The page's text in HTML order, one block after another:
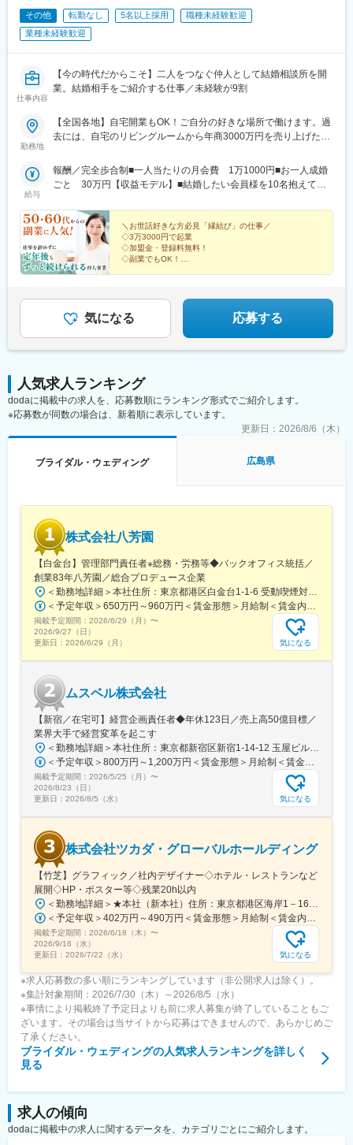
その他 転勤なし 5名以上採用
職種未経験歓迎
業種未経験歓迎
仕事内容
【今の時代だからこそ】二人をつなぐ仲人として結婚相談所を開
業。結婚相手をご紹介する仕事／未経験が9割
勤務地
【全国各地】自宅開業もOK！ご自分の好きな場所で働けます。過
去には、自宅のリビングルームから年商3000万円を売り上げた方
給与
報酬／完全歩合制■一人当たりの月会費 1万1000円■お一人成婚
ごと 30万円【収益モデル】■結婚したい会員様を10名抱えてい
方の収益実績もご紹介！＞◆兵庫県 40代・女性・2017年2月開
業・自己資金：0円・年間所得額：1056万円◆東京都 40代・女
性・2017年4月開業・自己資金：3万円・年間所得額：984万円◆
福島県 50代・男性・2014年6月開業・自己資金：5.0万円・年間
所得額768万円【契約時に必要な費用】■加盟金：0円■仲人登録
＼お世話好きな方必見「縁結び」の仕事／
◇3万3000円で起業
◇加盟金・登録料無料！
◇副業でもOK！
◇年商3000万円も可能！
◇場所・時間の制限なし
気になる 応募する
人気求人ランキング
dodaに掲載中の求人を、応募数順にランキング形式でご紹介します。
※応募数が同数の場合は、新着順に表示しています。
更新日： 2026/8/6（木）
ブライダル・ウェディング 広島県
株式会社八芳園
【白金台】管理部門責任者※総務・労務等◆バックオフィス統括／
創業83年八芳園／総合プロデュース企業
＜勤務地詳細＞本社住所：東京都港区白金台1-1-6 受動喫煙対策：屋内全面禁煙変更の範囲：会社の定める事業所
＜予定年収＞650万円～960万円＜賃金形態＞月給制＜賃金内訳＞月額（基本給）：500,000円～800,000円＜月給＞500,000円～800,000円＜昇給有無＞有＜残業手当＞有＜給与補足＞■昇給年1回（10月）■賞与年1回（10月）※業績による賃金はあくまでも目安の金額であり、選考を通じて上下する可能性があります。月給(月額)は固定手当を含めた表記です。
掲載予定期間： 2026/6/29（月） 〜
2026/9/27（日）
更新日： 2026/6/29（月） 気になる
ムスベル株式会社
【新宿／在宅可】経営企画責任者◆年休123日／売上高50億目標／
業界大手で経営変革を起こす
＜勤務地詳細＞本社住所：東京都新宿区新宿1-14-12 玉屋ビル1F受動喫煙対策：屋内全面禁煙変更の範囲：無
＜予定年収＞800万円～1,200万円＜賃金形態＞月給制＜賃金内訳＞月額（基本給）：600,000円～920,000円＜月給＞600,000円～920,000円＜昇給有無＞有＜残業手当＞無賃金はあくまでも目安の金額であり、選考を通じて上下する可能性があります。月給(月額)は固定手当を含めた表記です。
掲載予定期間： 2026/5/25（月） 〜
2026/8/23（日）
更新日： 2026/8/5（水） 気になる
株式会社ツカダ・グローバルホールディング
【竹芝】グラフィック／社内デザイナー◇ホテル・レストランなど
展開◇HP・ポスター等◇残業20h以内
＜勤務地詳細＞★本社（新本社）住所：東京都港区海岸1－16－1 ニューピア竹芝サウスタワー12F勤務地最寄駅：JR線／浜松町駅受動喫煙対策：屋内全面禁煙変更の範囲：会社の定める事業所（リモートワーク含む）
＜予定年収＞402万円～490万円＜賃金形態＞月給制＜賃金内訳＞月額（基本給）：275,000円～332,000円＜月給＞275,000円～332,000円＜昇給有無＞有＜残業手当＞有＜給与補足＞※年収には、賞与年2回／6月（一部額8月）、12月（一部額2月）支給／年間実績3ヵ月分含む※賞与額は、会社業績・個人評価により一部変動あり■昇給・昇格：1回（4月）賃金はあくまでも目安の金額であり、選考を通じて上下する可能性があります。月給(月額)は固定手当を含めた表記です。
掲載予定期間： 2026/6/18（木） 〜
2026/9/16（水）
更新日： 2026/7/22（水） 気になる
※求人応募数の多い順にランキングしています（非公開求人は除く）。
※集計対象期間：2026/7/30（木）～2026/8/5（水）
※事情により掲載終了予定日よりも前に求人募集が終了していることもご
ざいます。その場合は当サイトから応募はできませんので、あらかじめご
了承ください。
ブライダル・ウェディングの人気求人ランキングを詳しく
見る
求人の傾向
dodaに掲載中の求人に関するデータを、カテゴリごとにご紹介します。